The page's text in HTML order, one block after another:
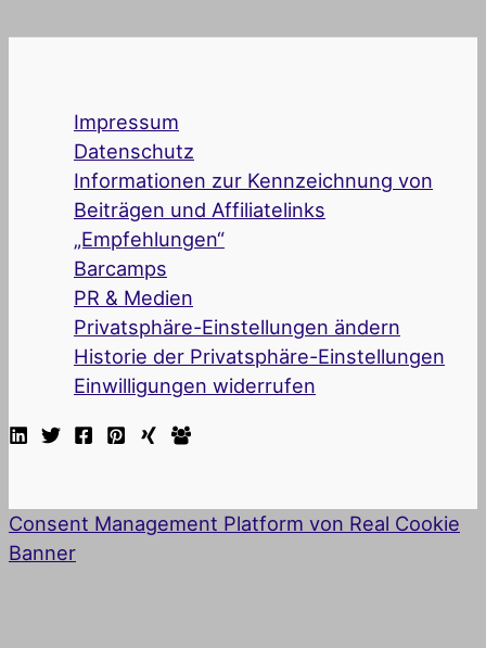
Impressum
Datenschutz
Informationen zur Kennzeichnung von
Beiträgen und Affiliatelinks
„Empfehlungen“
Barcamps
PR & Medien
Privatsphäre-Einstellungen ändern
Historie der Privatsphäre-Einstellungen
Einwilligungen widerrufen
Consent Management Platform von Real Cookie
Banner